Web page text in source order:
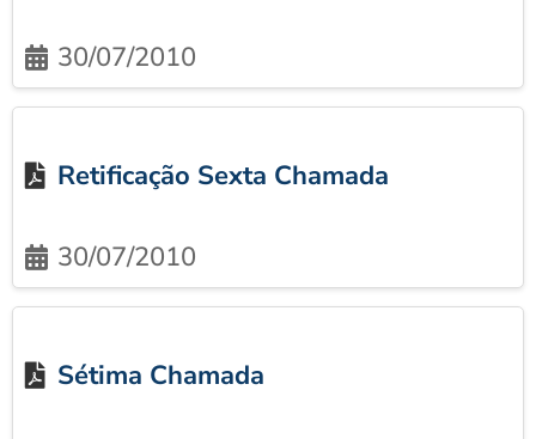
30/07/2010
Retificação Sexta Chamada
30/07/2010
Sétima Chamada